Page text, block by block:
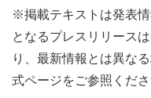
※掲載テキストは発表
となるプレスリリース
り、最新情報とは異な
式ページをご参照くだ